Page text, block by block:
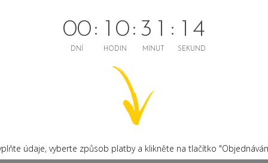
00
DNÍ
1 0
HODIN
3 1
MINUT
1 3
SEKUND
údaje, vyberte způsob platby a klikněte na tlačítko